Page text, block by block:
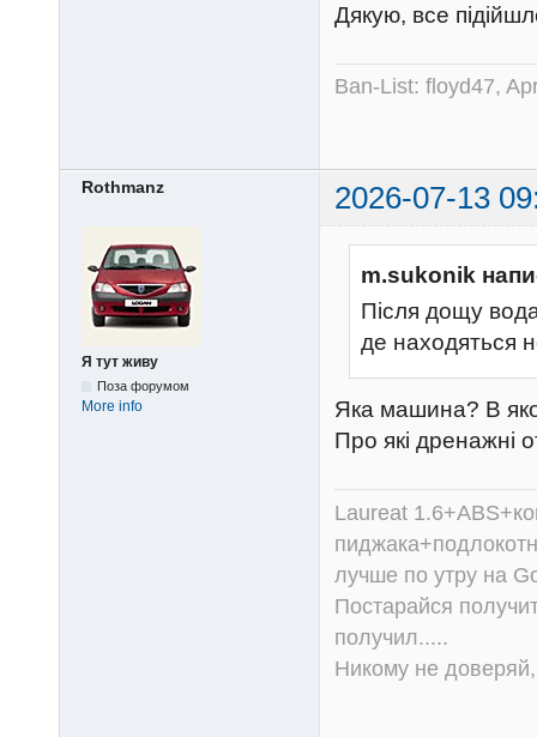
Дякую, все
Ban-List: floyd47,
Rothmanz 2026-07-13
Я тут живу
Поза форумом
More info
m.sukonik
Після дощу
де находяться
Яка машина? В
Про які дренажні
Laureat
лучше по утру на
Постарайся
получил.....
Никому не